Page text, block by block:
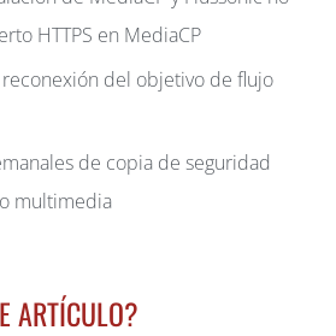
HTTPS en MediaCP
del objetivo de flujo
de copia de seguridad
multimedia
ARTÍCULO?